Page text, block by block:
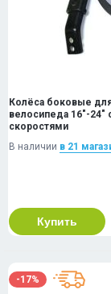
Колёса боковые
велосипеда 16"-24"
скоростями
В наличии в 21
Купить
-17%